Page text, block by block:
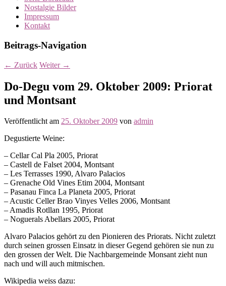
Nostalgie Bilder
Impressum
Kontakt
Beitrags-Navigation
← Zurück Weiter →
Do-Degu vom 29. Oktober 2009: Priorat
und Montsant
Veröffentlicht am 25. Oktober 2009 von admin
Degustierte Weine:
– Cellar Cal Pla 2005, Priorat
– Castell de Falset 2004, Montsant
– Les Terrasses 1990, Alvaro Palacios
– Grenache Old Vines Etim 2004, Montsant
– Pasanau Finca La Planeta 2005, Priorat
– Acustic Celler Brao Vinyes Velles 2006, Montsant
– Amadis Rotllan 1995, Priorat
– Noguerals Abellars 2005, Priorat
Alvaro Palacios gehört zu den Pionieren des Priorats. Nicht zuletzt
durch seinen grossen Einsatz in dieser Gegend gehören sie nun zu
den grossen der Welt. Die Nachbargemeinde Monsant zieht nun
nach und will auch mitmischen.
Wikipedia weiss dazu: